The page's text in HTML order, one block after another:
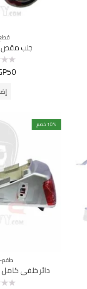
جلب مقص
50
10% خصم
دائر خلفي